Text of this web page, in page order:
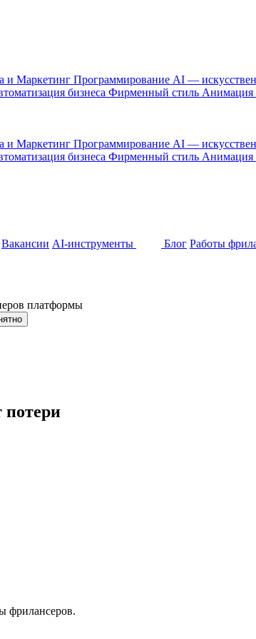
и Маркетинг Программирование AI —
бизнеса Фирменный стиль Анимация
и Маркетинг Программирование AI —
бизнеса Фирменный стиль Анимация
Вакансии AI-инструменты Блог Работы
платформы
фрилансеров.